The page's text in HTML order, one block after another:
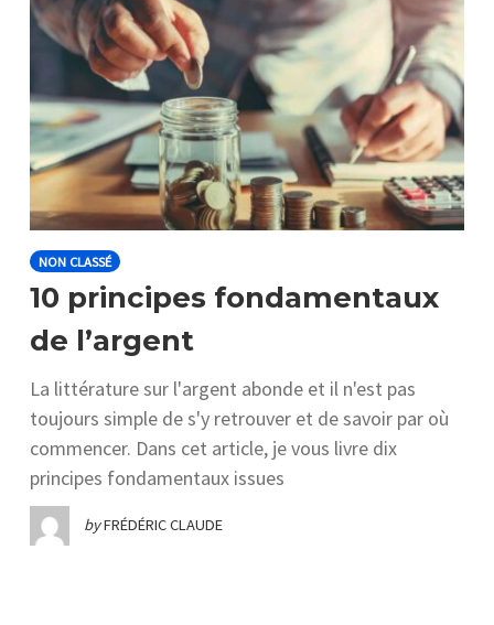
NON CLASSÉ
10 principes fondamentaux
de l’argent
La littérature sur l'argent abonde et il n'est pas
toujours simple de s'y retrouver et de savoir par où
commencer. Dans cet article, je vous livre dix
principes fondamentaux issues
byFRÉDÉRIC CLAUDE